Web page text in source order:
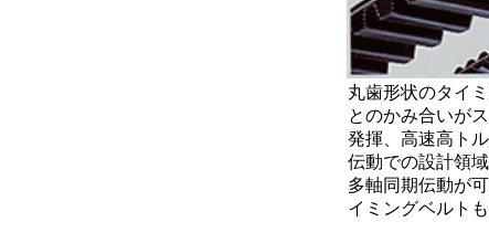
丸歯形状のタイ
とのかみ合いが
発揮、高速高ト
伝動での設計領
多軸同期伝動が
イミングベルトも